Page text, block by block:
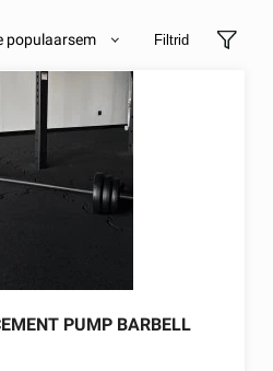
populaarsem Filtrid
PUMP BARBELL